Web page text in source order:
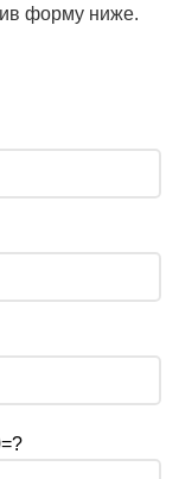
форму ниже.